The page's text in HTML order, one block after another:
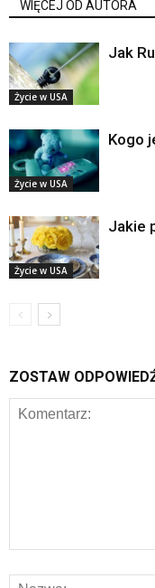
WIĘCEJ OD AUTORA
Życie w USA
Jak
Życie w USA
Kogo
Życie w USA
Jakie
ZOSTAW